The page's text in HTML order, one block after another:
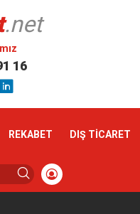
.net
16
REKABET DIŞ TİCARET